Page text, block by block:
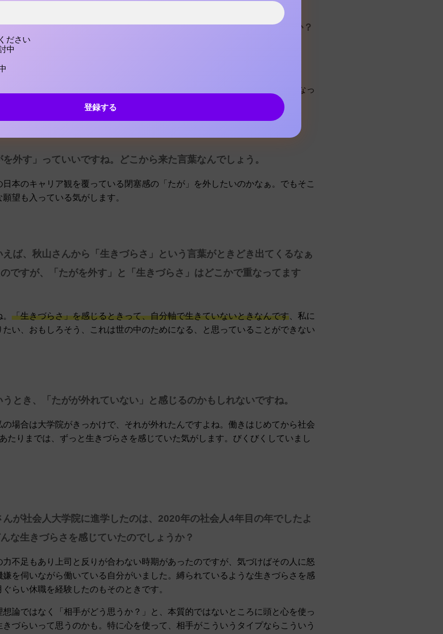
願いします！最初にお聞きしたいのは、「えれキャリ」とは何か？
山さんが「『えれキャリ』って何？」と質問されたら何て答えます
っごい抽象的な言葉を使うなら……「自分のたがを外すためのサービス」になっ
す」っていいですね。どこから来た言葉なんでしょう。
日本のキャリア観を覆っている閉塞感の「たが」を外したいのかなぁ。でもそこ
望も入っている気がします。
、秋山さんから「生きづらさ」という言葉がときどき出てくるなぁ
ですが、「たがを外す」と「生きづらさ」はどこかで重なってます
「生きづらさ」を感じるときって、自分軸で生きていないときなんです、私に
たい、おもしろそう、これは世の中のためになる、と思っていることができない
き、「たがが外れていない」と感じるのかもしれないですね。
の場合は大学院がきっかけで、それが外れたんですよね。働きはじめてから社会
たりまでは、ずっと生きづらさを感じていた気がします。びくびくしていまし
社会人大学院に進学したのは、2020年の社会人4年目の年でしたよ
な生きづらさを感じていたのでしょうか？
力不足もあり上司と反りが合わない時期があったのですが、気づけばその人に怒
嫌を伺いながら働いている自分がいました。縛られているような生きづらさを感
ぐらい休職を経験したのもそのときです。
想論ではなく「相手がどう思うか？」と、本質的ではないところに頭と心を使っ
きづらいって思うのかも。特に心を使って、相手がこういうタイプならこういう
ださい
中